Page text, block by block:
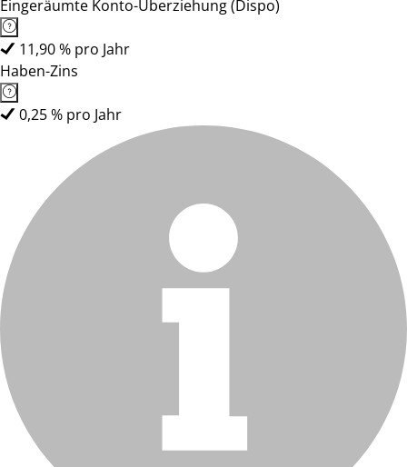
Eingeräumte Konto-Überziehung (Dispo)
11,90 % pro Jahr
Haben-Zins
0,25 % pro Jahr